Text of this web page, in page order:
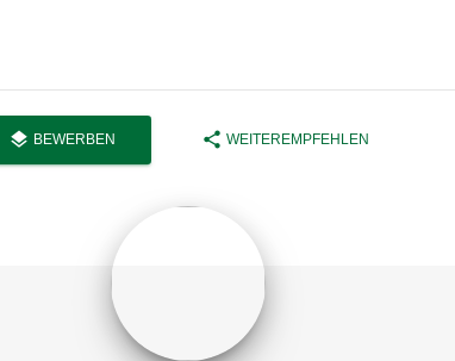
layers BEWERBEN share WEITEREMPFEHLEN